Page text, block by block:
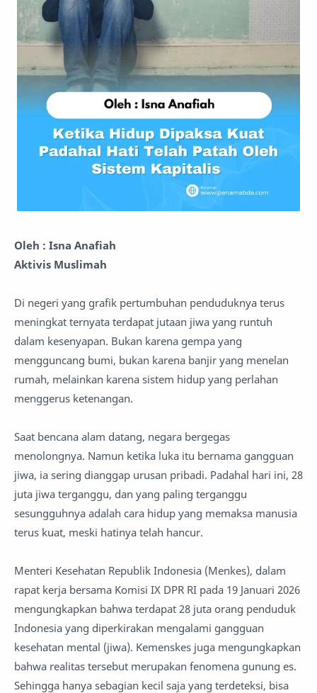
Oleh : Isna Anafiah
Aktivis Muslimah
Di negeri yang grafik pertumbuhan penduduknya terus
meningkat ternyata terdapat jutaan jiwa yang runtuh
dalam kesenyapan. Bukan karena gempa yang
mengguncang bumi, bukan karena banjir yang menelan
rumah, melainkan karena sistem hidup yang perlahan
menggerus ketenangan.
Saat bencana alam datang, negara bergegas
menolongnya. Namun ketika luka itu bernama gangguan
jiwa, ia sering dianggap urusan pribadi. Padahal hari ini, 28
juta jiwa terganggu, dan yang paling terganggu
sesungguhnya adalah cara hidup yang memaksa manusia
terus kuat, meski hatinya telah hancur.
Menteri Kesehatan Republik Indonesia (Menkes), dalam
rapat kerja bersama Komisi IX DPR RI pada 19 Januari 2026
mengungkapkan bahwa terdapat 28 juta orang penduduk
Indonesia yang diperkirakan mengalami gangguan
kesehatan mental (jiwa). Kemenskes juga mengungkapkan
bahwa realitas tersebut merupakan fenomena gunung es.
Sehingga hanya sebagian kecil saja yang terdeteksi, bisa